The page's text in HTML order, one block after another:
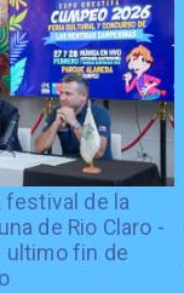
festival de la
de Rio Claro -
ultimo fin de